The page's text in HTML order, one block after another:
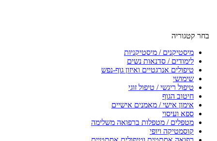
בחר קטגוריה
מיסטיקנים / מיסטיקניות
לימודים / סדנאות נשים
טיפולים אנרגטיים ואיזון גוף-נפש
שימושי
טיפול ריגשי / טיפול זוגי
חיטוב הגוף
אימון אישי / מאמנים אישיים
ספא ועיסוי
מטפלים / מטפלות ברפואה משלימה
קוסמטיקה ויופי